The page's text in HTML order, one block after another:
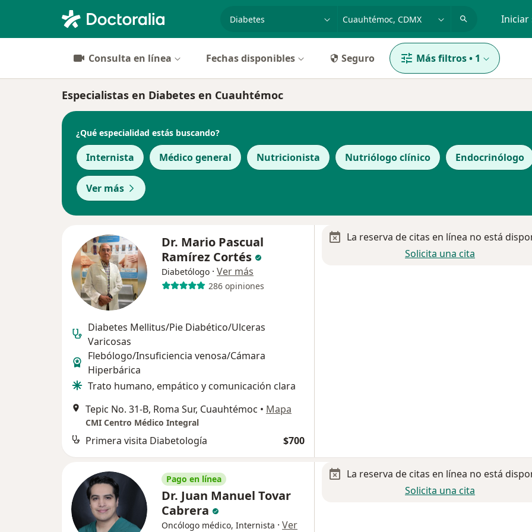
especialidad, enfermedad o nombre
p. ej. Guadalajara Iniciar
Consulta en línea Fechas disponibles Seguro Más filtros• 1
Especialistas en Diabetes en Cuauhtémoc
¿Qué especialidad estás buscando?
Internista Médico general Nutricionista Nutriólogo clínico Endocrinólogo
Ver más
Dr. Mario Pascual
Ramírez Cortés
Diabetólogo · Ver más
286 opiniones
Diabetes Mellitus/Pie Diabético/Ulceras
Varicosas
Flebólogo/Insuficiencia venosa/Cámara
Hiperbárica
Trato humano, empático y comunicación clara
Tepic No. 31-B, Roma Sur, Cuauhtémoc • Mapa
CMI Centro Médico Integral
Primera visita Diabetología $700
La reserva de citas en línea no está
Solicita una cita
Pago en línea
Dr. Juan Manuel Tovar
Cabrera
Oncólogo médico, Internista · Ver
La reserva de citas en línea no está
Solicita una cita